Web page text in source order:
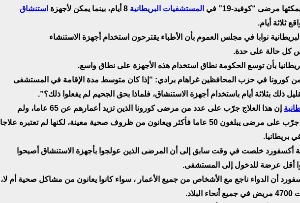
مرضى “كوفيد-19” في المستشفيات البريطانية
استنشاق
ثلاثة أيام.
نوابا في مجلس العموم بأن الأطباء يقترحون استخدام أجهزة الاستنشاء
كل حالة على حدة.
بأن توسع الحكومة نطاق استخدام هذه الأجهزة على نطاق واسع.
كورونا في حزب المحافظين غراهام برادي: “إذا كان متوسط مدة الإقامة في المستشفى
ذلك بثلاثة أيام باستخدام أجهزة الاستنشاق، فلماذا بحق الجحيم لم يفعلوا ذلك؟”.
إن هذا العلاج جرّب على عدد من مرضى كورونا الذين تزيد أعمارهم عن 65 عاما، ولم
يدخلوا المستشفيات، كما جرّب على مرضى يبلغون 50 عاما فأكثر ويعانون من ظروف صحية معينة، لكنها لم تعتبره علاجا
بريطانيا.
أكسفورد خلصت في وقت سابق إلى أن المرضى الذين عولجوا بأجهزة الاستنشاق أصبحوا
أقل عرضة للدخول إلى المستشفى.
أن الدواء ناجع مع الأشخاص من جميع الأعمار ، سواء كانوا يعانون من مشاكل صحية أم لا،